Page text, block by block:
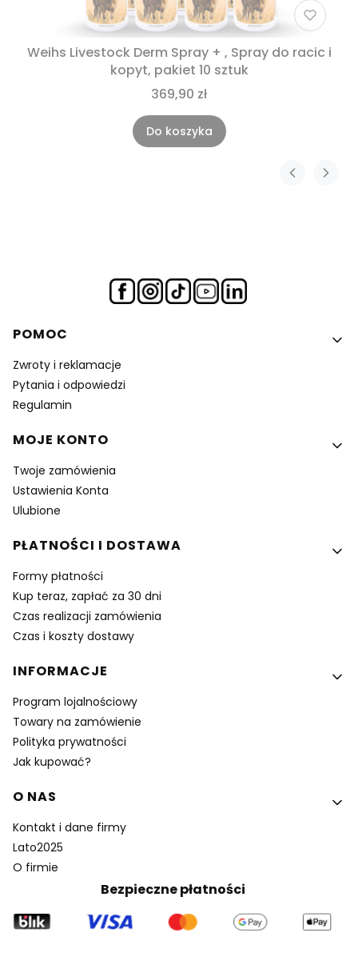
Weihs Livestock Derm Spray + , Spray do racic i
kopyt, pakiet 10 sztuk
369,90 zł
Do koszyka
Linki w stopce
POMOC
Zwroty i reklamacje
Pytania i odpowiedzi
Regulamin
MOJE KONTO
Twoje zamówienia
Ustawienia Konta
Ulubione
PŁATNOŚCI I DOSTAWA
Formy płatności
Kup teraz, zapłać za 30 dni
Czas realizacji zamówienia
Czas i koszty dostawy
INFORMACJE
Program lojalnościowy
Towary na zamówienie
Polityka prywatności
Jak kupować?
O NAS
Kontakt i dane firmy
Lato2025
O firmie
Bezpieczne płatności